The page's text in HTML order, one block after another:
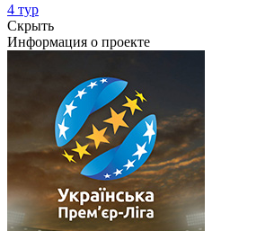
4 тур
Скрыть
Информация о проекте